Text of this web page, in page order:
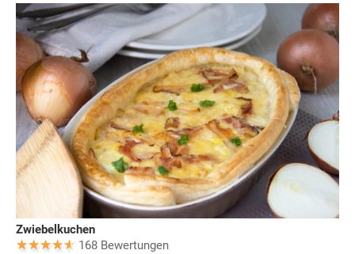
Zwiebelkuchen
168 Bewertungen